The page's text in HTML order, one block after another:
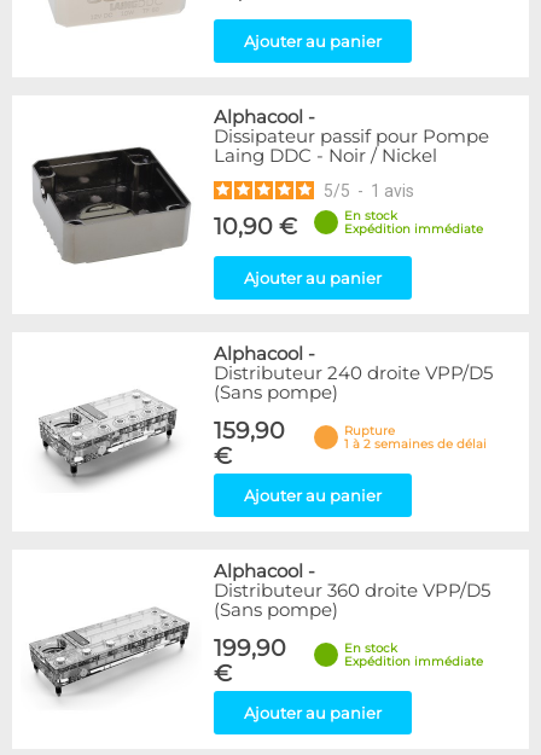
Ajouter au panier
Alphacool -
Dissipateur passif pour Pompe
Laing DDC - Noir / Nickel
5/5 - 1 avis
10,90 €
En stock
Expédition immédiate
Ajouter au panier
Alphacool -
Distributeur 240 droite VPP/D5
(Sans pompe)
159,90
€
Rupture
1 à 2 semaines de délai
Ajouter au panier
Alphacool -
Distributeur 360 droite VPP/D5
(Sans pompe)
199,90
€
En stock
Expédition immédiate
Ajouter au panier